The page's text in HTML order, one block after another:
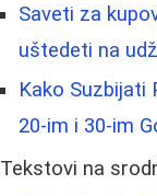
Saveti za
uštedeti na
Kako Suzbijati
20-im i 30-im
Tekstovi na